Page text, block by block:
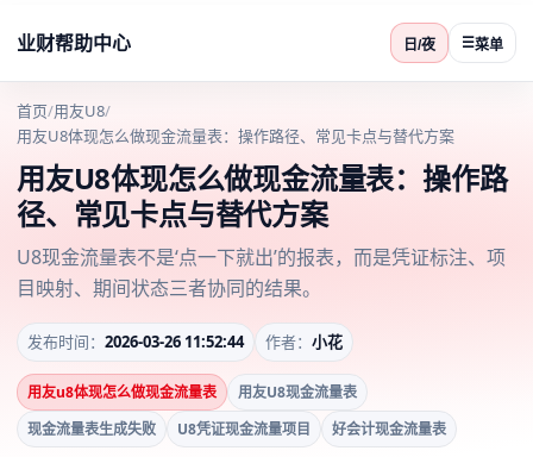
业财帮助中心 日/夜 ☰菜单
首页/用友U8/
用友U8体现怎么做现金流量表：操作路径、常见卡点与替代方案
用友U8体现怎么做现金流量表：操作路
径、常见卡点与替代方案
U8现金流量表不是‘点一下就出’的报表，而是凭证标注、项
目映射、期间状态三者协同的结果。
发布时间： 2026-03-26 11:52:44 作者： 小花
用友u8体现怎么做现金流量表
用友U8现金流量表
现金流量表生成失败
U8凭证现金流量项目 好会计现金流量表